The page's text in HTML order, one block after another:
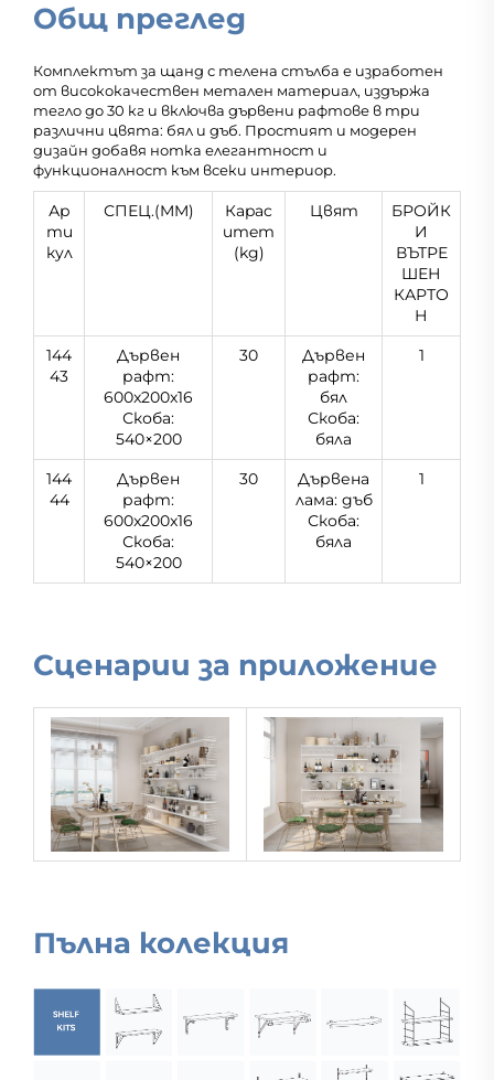
Общ преглед
Комплектът за щанд с телена стълба е изработен
от висококачествен метален материал, издържа
тегло до 30 кг и включва дървени рафтове в три
различни цвята: бял и дъб. Простият и модерен
дизайн добавя нотка елегантност и
функционалност към всеки интериор.
Ар
ти
кул
СПЕЦ.(MM)
Кapac
итeт
(kg)
Цвят
БРОЙК
И
ВЪТРЕ
ШЕН
КАРТО
Н
144
43
Дървен
рафт:
600x200x16
Скоба:
540×200
30
Дървен
рафт:
бял
Скоба:
бяла
1
144
44
Дървен
рафт:
600x200x16
Скоба:
540×200
30
Дървена
лама: дъб
Скоба:
бяла
1
Сценарии за приложение
Пълна колекция